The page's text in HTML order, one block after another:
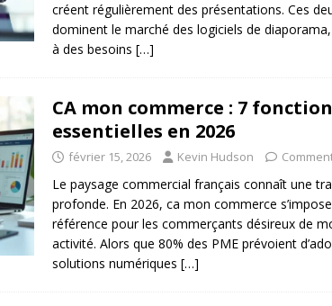
créent régulièrement des présentations. Ces
dominent le marché des logiciels de
à des besoins […]
CA mon commerce : 7
essentielles en 2026
février 15, 2026 Kevin Hudson
Le paysage commercial français connaît une
profonde. En 2026, ca mon commerce
référence pour les commerçants désireux de
activité. Alors que 80% des PME prévoient
solutions numériques […]